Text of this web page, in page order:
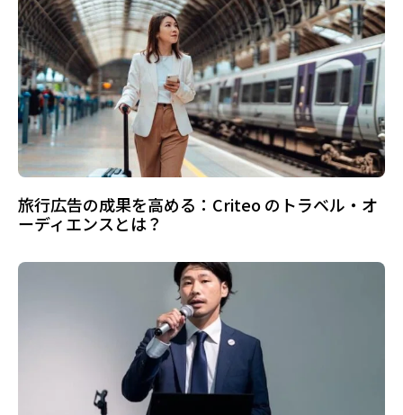
旅行広告の成果を高める：Criteo のトラベル・オ
ーディエンスとは？